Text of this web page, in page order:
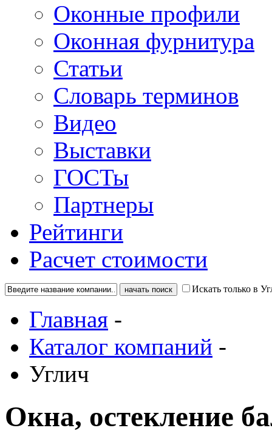
Оконные профили
Оконная фурнитура
Статьи
Словарь терминов
Видео
Выставки
ГОСТы
Партнеры
Рейтинги
Расчет стоимости
Искать только в
Главная -
Каталог компаний -
Углич
Окна, остекление